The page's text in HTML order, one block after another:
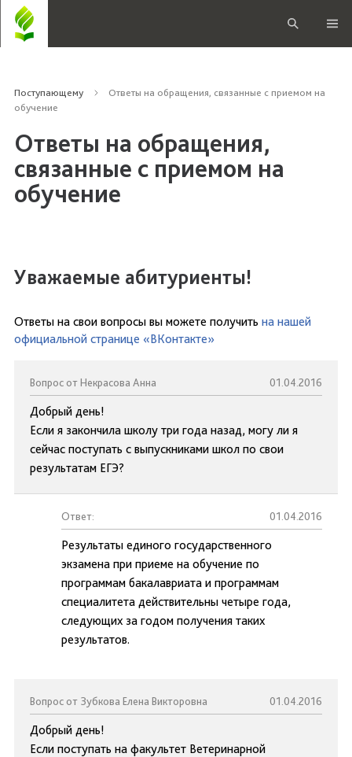
Поступающему
Ответы на обращения, связанные с приемом на
обучение
Ответы на обращения,
связанные с приемом на
обучение
Уважаемые абитуриенты!
Ответы на свои вопросы вы можете получить на нашей
официальной странице «ВКонтакте»
Вопрос от Некрасова Анна 01.04.2016
Добрый день!
Если я закончила школу три года назад, могу ли я
сейчас поступать с выпускниками школ по свои
результатам ЕГЭ?
Ответ: 01.04.2016
Результаты единого государственного
экзамена при приеме на обучение по
программам бакалавриата и программам
специалитета действительны четыре года,
следующих за годом получения таких
результатов.
Вопрос от Зубкова Елена Викторовна 01.04.2016
Добрый день!
Если поступать на факультет Ветеринарной